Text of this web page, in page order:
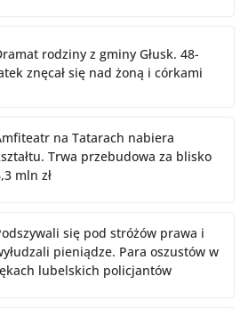
rodziny z gminy Głusk. 48-
znęcał się nad żoną i córkami
na Tatarach nabiera
Trwa przebudowa za blisko
mln zł
się pod stróżów prawa i
pieniądze. Para oszustów w
lubelskich policjantów